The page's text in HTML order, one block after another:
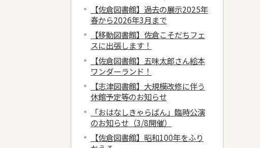
【佐倉図書館】過去の展示2025年
春から2026年3月まで
【移動図書館】佐倉こそだちフェ
スに出張します！
【佐倉図書館】五味太郎さん絵本
ワンダーランド！
【志津図書館】大規模改修に伴う
休館予定等のお知らせ
「おはなしきゃらばん」臨時公演
のお知らせ（3/8開催）
【佐倉図書館】昭和100年をふり